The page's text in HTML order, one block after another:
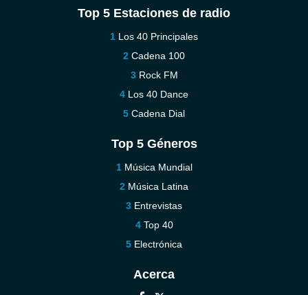
Top 5 Estaciones de radio
Los 40 Principales
Cadena 100
Rock FM
Los 40 Dance
Cadena Dial
Top 5 Géneros
Música Mundial
Música Latina
Entrevistas
Top 40
Electrónica
Acerca